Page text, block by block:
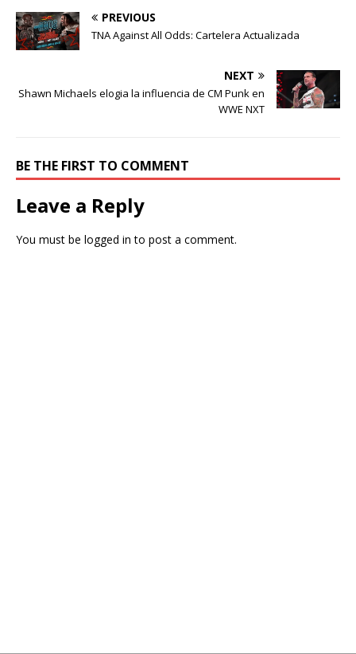
PREVIOUS
TNA Against All Odds: Cartelera Actualizada
NEXT
Shawn Michaels elogia la influencia de CM Punk en
WWE NXT
BE THE FIRST TO COMMENT
Leave a Reply
You must be logged in to post a comment.